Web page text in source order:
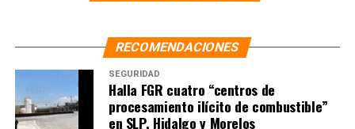
RECOMENDACIONES
SEGURIDAD
Halla FGR cuatro “centros de
procesamiento ilícito de combustible”
en SLP, Hidalgo y Morelos